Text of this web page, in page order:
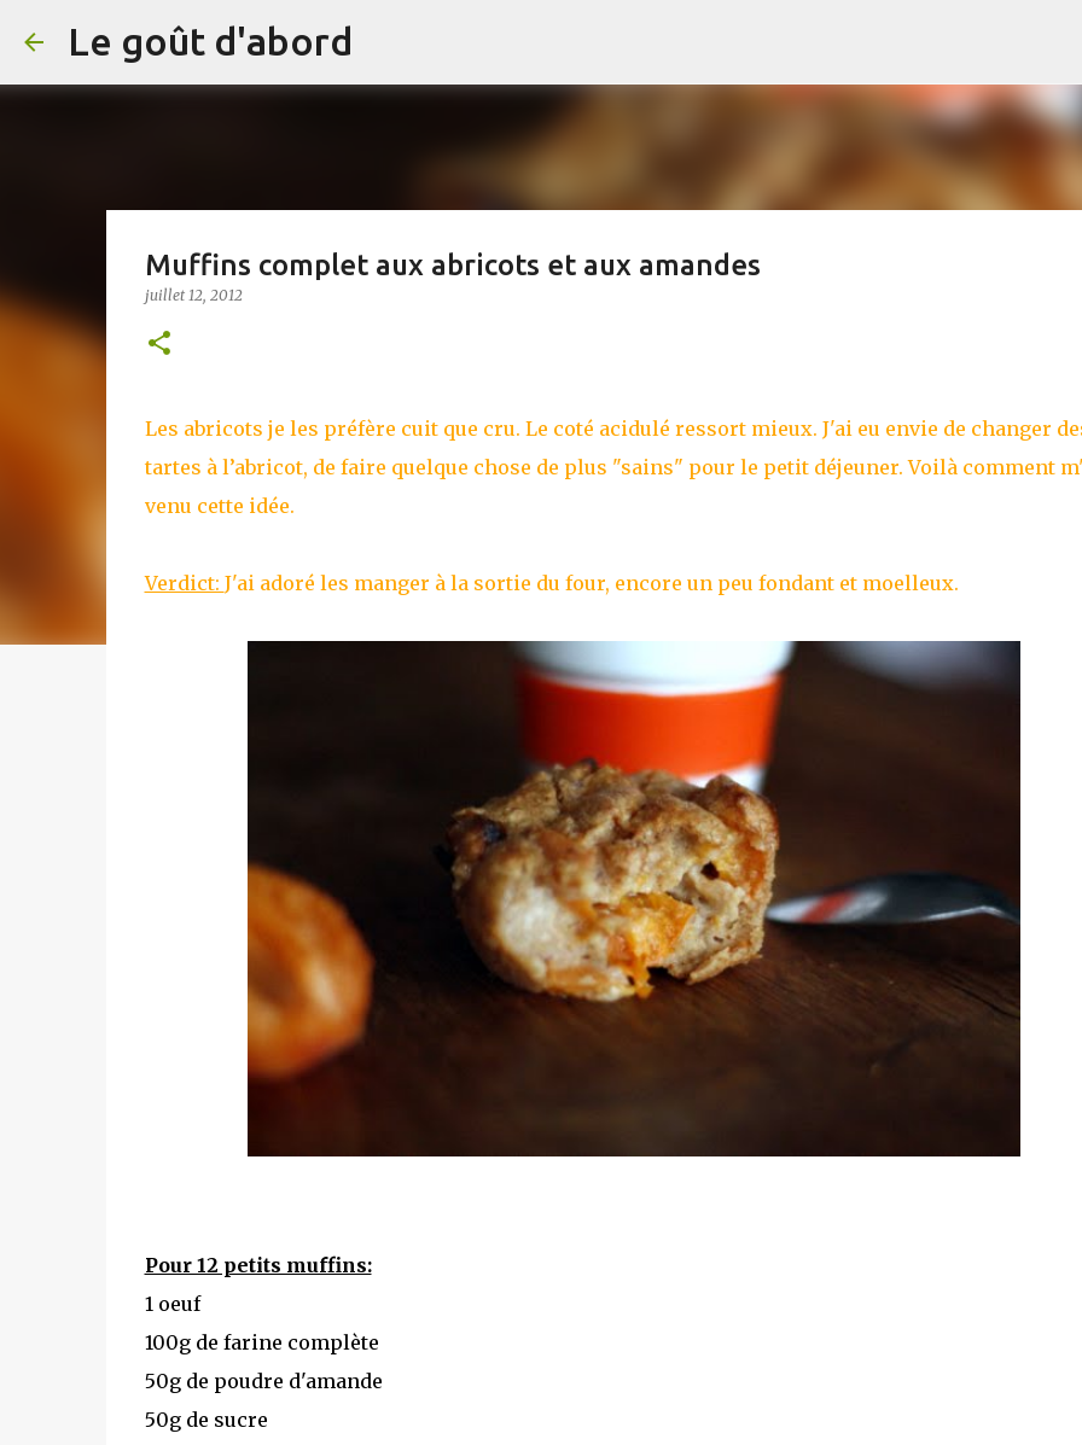
Le goût d'abord
Muffins complet aux abricots et aux amandes
juillet 12, 2012
Les abricots je les préfère cuit que cru. Le coté acidulé ressort mieux. J'ai eu envie de changer
tartes à l’abricot, de faire quelque chose de plus "sains" pour le petit déjeuner. Voilà comment
venu cette idée.
Verdict: J'ai adoré les manger à la sortie du four, encore un peu fondant et moelleux.
Pour 12 petits muffins:
1 oeuf
100g de farine complète
50g de poudre d'amande
50g de sucre